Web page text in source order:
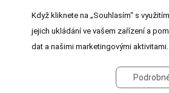
Když kliknete na „Souhlasím“ s
jejich ukládání ve vašem zařízení a
dat a našimi marketingovými aktivitami.